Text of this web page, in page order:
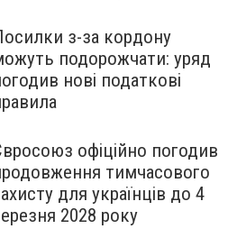
з-за кордону
подорожчати: уряд
нові податкові
офіційно погодив
тимчасового
для українців до 4
2028 року